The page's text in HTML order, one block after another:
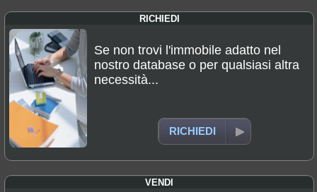
RICHIEDI
Se non trovi l'immobile adatto nel
nostro database o per qualsiasi altra
necessità...
RICHIEDI
VENDI